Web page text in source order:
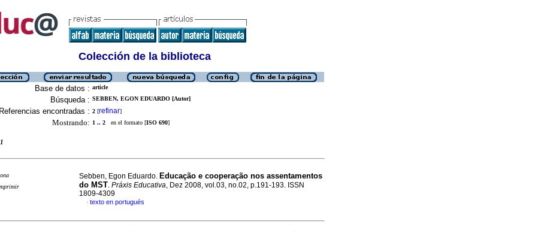
Colección de la biblioteca
Base de datos : article
Búsqueda : SEBBEN, EGON EDUARDO [Autor]
Referencias encontradas : 2 [refinar]
Mostrando: 1 .. 2 en el formato [ISO 690]
Sebben, Egon Eduardo. Educação e cooperação nos assentamentos
do MST. Práxis Educativa, Dez 2008, vol.03, no.02, p.191-193. ISSN
1809-4309
· texto en portugués